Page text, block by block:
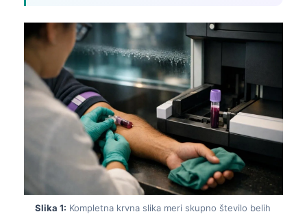
Slika 1: Kompletna krvna slika meri skupno število belih